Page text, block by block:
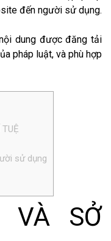
đến người sử dụng.
dung được đăng tải
pháp luật, và phù hợp
sử dụng
VÀ SỞ